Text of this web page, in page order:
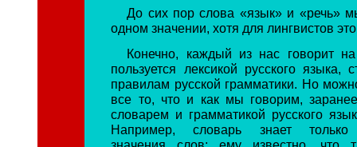
До сих пор слова «язык» и «речь»
одном значении, хотя для лингвистов
Конечно, каждый из нас говорит
пользуется лексикой русского языка,
правилам русской грамматики. Но
все то, что и как мы говорим,
словарем и грамматикой русского
Например, словарь знает только